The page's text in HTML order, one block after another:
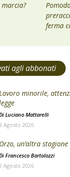
ferma
agli abbonati
minorile,
Luciano Mattarelli
Agosto 2026
Orzo, un’altra
Francesco Bartolozzi
Agosto 2026